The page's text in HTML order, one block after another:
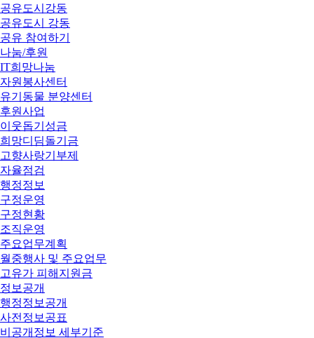
공유도시강동
공유도시 강동
공유 참여하기
나눔/후원
IT희망나눔
자원봉사센터
유기동물 분양센터
후원사업
이웃돕기성금
희망디딤돌기금
고향사랑기부제
자율점검
행정정보
구정운영
구정현황
조직운영
주요업무계획
월중행사 및 주요업무
고유가 피해지원금
정보공개
행정정보공개
사전정보공표
비공개정보 세부기준